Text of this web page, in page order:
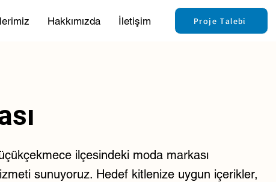
Hakkımızda İletişim Proje Talebi
ilçesindeki moda markası
sunuyoruz. Hedef kitlenize uygun içerikler,